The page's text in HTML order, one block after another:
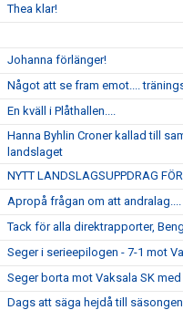
Thea klar!
Johanna förlänger!
Något att se fram emot....
En kväll i Plåthallen....
Hanna Byhlin Croner kallad till
landslaget
NYTT LANDSLAGSUPPDRAG
Apropå frågan om att andralag....
Tack för alla direktrapporter,
Seger i serieepilogen - 7-1 mot
Seger borta mot Vaksala SK med
Dags att säga hejdå till